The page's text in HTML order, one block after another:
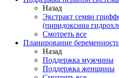
Назад
Экстракт семян
(пиридоксина
Смотреть все
Планирование
Назад
Поддержка мужчины
Поддержка женщины